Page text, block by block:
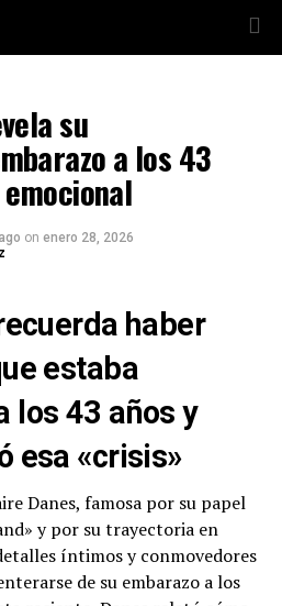
su
a los 43
on enero 28, 2026
haber
estaba
los 43 años y
esa «crisis»
Danes, famosa por su papel
y por su trayectoria en
íntimos y conmovedores
de su embarazo a los